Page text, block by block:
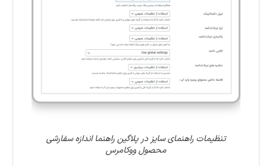
تنظیمات راهنمای سایز در پلاگین راهنما اندازه سفارشی
محصول ووکامرس